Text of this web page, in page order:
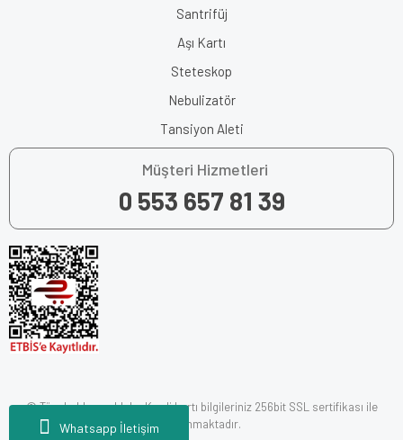
Whatsapp İletişim
Santrifüj
Aşı Kartı
Steteskop
Nebulizatör
Tansiyon Aleti
Müşteri Hizmetleri
0 553 657 81 39
© Tüm hakları saklıdır. Kredi kartı bilgileriniz 256bit SSL sertifikası ile
korunmaktadır.